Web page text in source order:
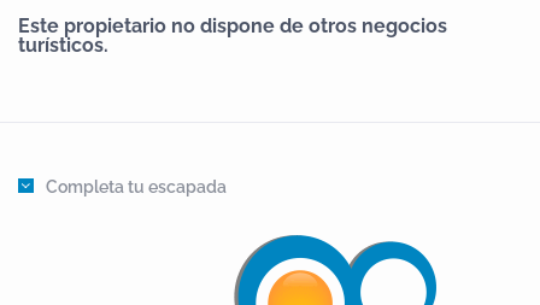
Este propietario no dispone de otros negocios
turísticos.
Completa tu escapada